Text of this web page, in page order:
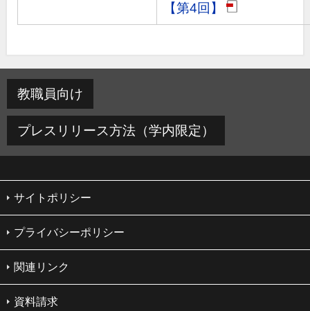
【第4回】
pdf
教職員向け
プレスリリース方法（学内限定）
サイトポリシー
プライバシーポリシー
関連リンク
資料請求